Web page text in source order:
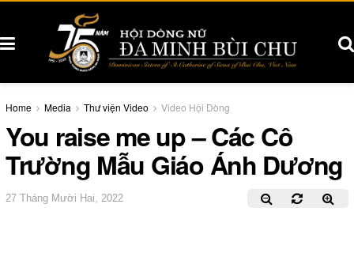
Home Media Thư viện Video Video Hội Dòng
You raise me up – Các Cô
Trường Mẫu Giáo Ánh Dương
27 Tháng Mười Hai, 2022